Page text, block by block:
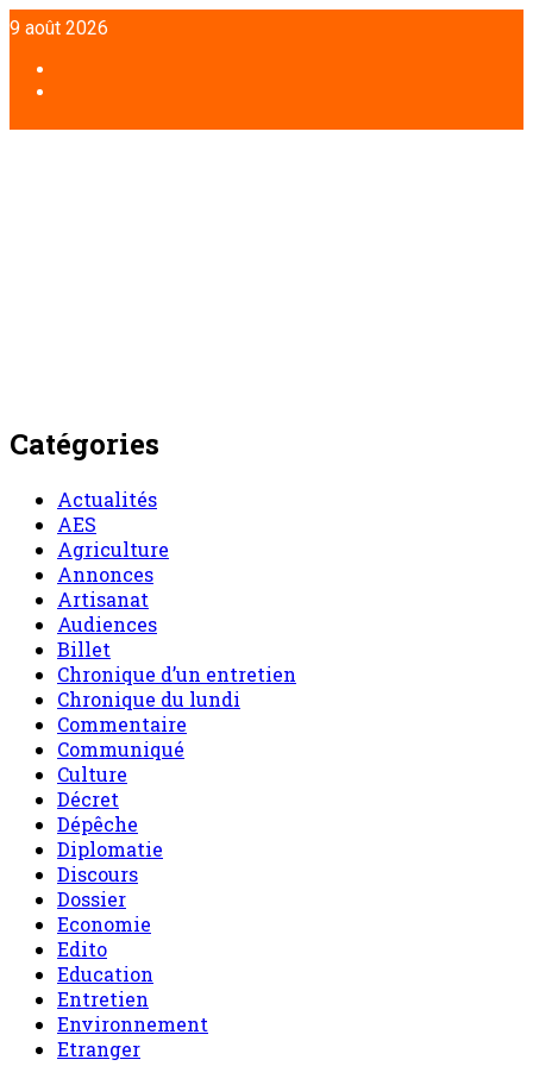
Aller
au
contenu
9 août 2026
Catégories
Actualités
AES
Agriculture
Annonces
Artisanat
Audiences
Billet
Chronique d’un entretien
Chronique du lundi
Commentaire
Communiqué
Culture
Décret
Dépêche
Diplomatie
Discours
Dossier
Economie
Edito
Education
Entretien
Environnement
Etranger